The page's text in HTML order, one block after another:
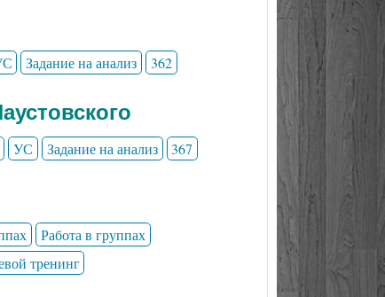
Задание на анализ 362
УС Задание на анализ 367
Работа в группах
тренинг